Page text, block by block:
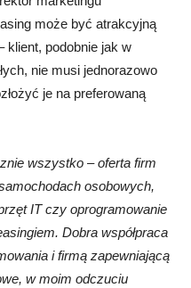
może być atrakcyjną
klient, podobnie jak w
nie musi jednorazowo
je na preferowaną
wszystko – oferta firm
osobowych,
IT czy oprogramowanie
Dobra współpraca
i firmą zapewniającą
w moim odczuciu